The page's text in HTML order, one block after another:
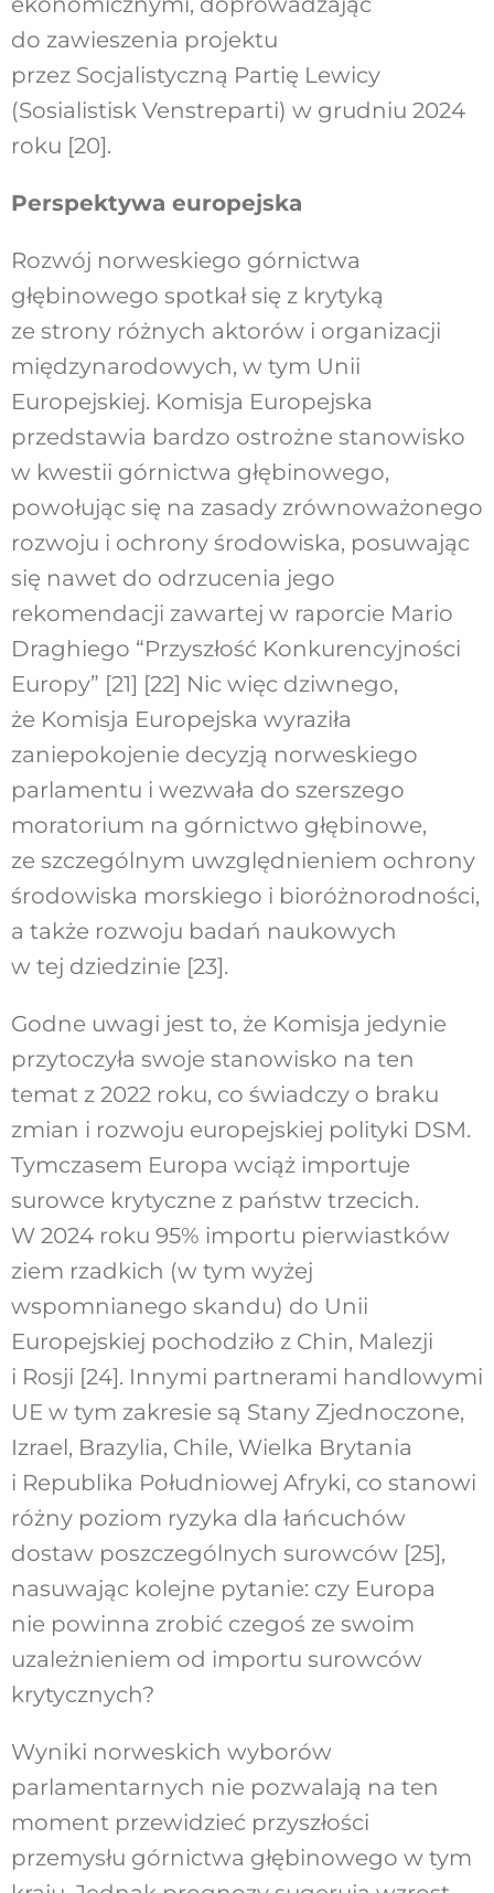
do zawieszenia projektu
przez Socjalistyczną Partię Lewicy
(Sosialistisk Venstreparti) w grudniu 2024
roku [20].
Perspektywa europejska
Rozwój norweskiego górnictwa
głębinowego spotkał się z krytyką
ze strony różnych aktorów i organizacji
międzynarodowych, w tym Unii
Europejskiej. Komisja Europejska
przedstawia bardzo ostrożne stanowisko
w kwestii górnictwa głębinowego,
powołując się na zasady zrównoważonego
rozwoju i ochrony środowiska, posuwając
się nawet do odrzucenia jego
rekomendacji zawartej w raporcie Mario
Draghiego “Przyszłość Konkurencyjności
Europy” [21] [22] Nic więc dziwnego,
że Komisja Europejska wyraziła
zaniepokojenie decyzją norweskiego
parlamentu i wezwała do szerszego
moratorium na górnictwo głębinowe,
ze szczególnym uwzględnieniem ochrony
środowiska morskiego i bioróżnorodności,
a także rozwoju badań naukowych
w tej dziedzinie [23].
Godne uwagi jest to, że Komisja jedynie
przytoczyła swoje stanowisko na ten
temat z 2022 roku, co świadczy o braku
zmian i rozwoju europejskiej polityki DSM.
Tymczasem Europa wciąż importuje
surowce krytyczne z państw trzecich.
W 2024 roku 95% importu pierwiastków
ziem rzadkich (w tym wyżej
wspomnianego skandu) do Unii
Europejskiej pochodziło z Chin, Malezji
i Rosji [24]. Innymi partnerami handlowymi
UE w tym zakresie są Stany Zjednoczone,
Izrael, Brazylia, Chile, Wielka Brytania
i Republika Południowej Afryki, co stanowi
różny poziom ryzyka dla łańcuchów
dostaw poszczególnych surowców [25],
nasuwając kolejne pytanie: czy Europa
nie powinna zrobić czegoś ze swoim
uzależnieniem od importu surowców
krytycznych?
Wyniki norweskich wyborów
parlamentarnych nie pozwalają na ten
moment przewidzieć przyszłości
przemysłu górnictwa głębinowego w tym